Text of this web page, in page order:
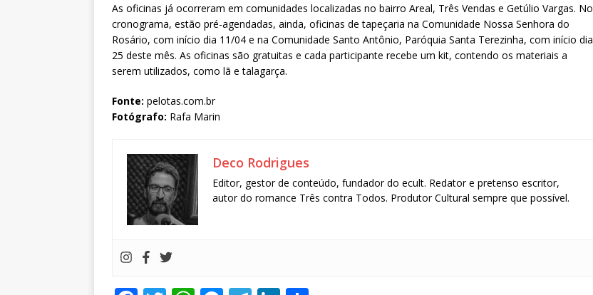
As oficinas já ocorreram em comunidades localizadas no bairro Areal, Três Vendas e Getúlio Vargas. No
cronograma, estão pré-agendadas, ainda, oficinas de tapeçaria na Comunidade Nossa Senhora do
Rosário, com início dia 11/04 e na Comunidade Santo Antônio, Paróquia Santa Terezinha, com início dia
25 deste mês. As oficinas são gratuitas e cada participante recebe um kit, contendo os materiais a
serem utilizados, como lã e talagarça.
Fonte: pelotas.com.br
Fotógrafo: Rafa Marin
Deco Rodrigues
Editor, gestor de conteúdo, fundador do ecult. Redator e pretenso escritor,
autor do romance Três contra Todos. Produtor Cultural sempre que possível.